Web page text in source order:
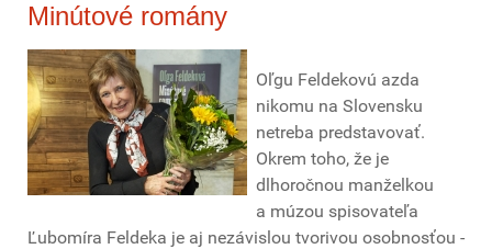
Minútové romány
Oľgu Feldekovú azda
nikomu na Slovensku
netreba predstavovať.
Okrem toho, že je
dlhoročnou manželkou
a múzou spisovateľa
Ľubomíra Feldeka je aj nezávislou tvorivou osobnosťou -